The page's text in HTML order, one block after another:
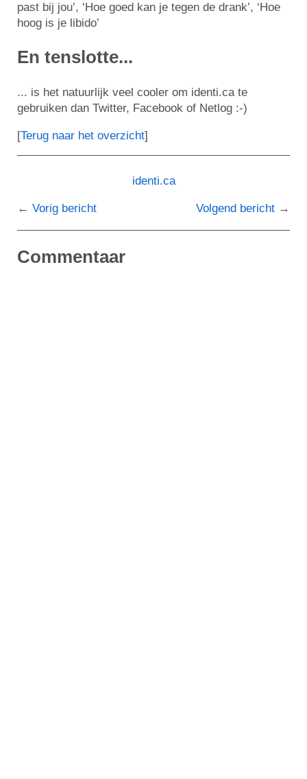
past bij jou’, ‘Hoe goed kan je tegen de drank’, ‘Hoe
hoog is je libido’
En tenslotte...
... is het natuurlijk veel cooler om identi.ca te
gebruiken dan Twitter, Facebook of Netlog :-)
[Terug naar het overzicht]
identi.ca
Vorig bericht Volgend bericht
Commentaar